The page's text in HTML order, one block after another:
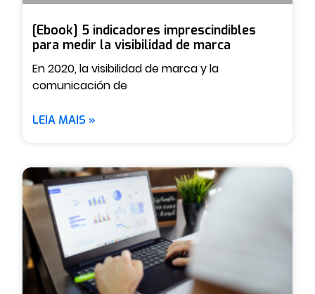
[Ebook] 5 indicadores imprescindibles
para medir la visibilidad de marca
En 2020, la visibilidad de marca y la
comunicación de
LEIA MAIS »